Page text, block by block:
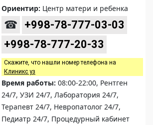
Ориентир: Центр матери и ребенка
☎
+998-78-777-03-03
+998-78-777-20-33
Скажите, что нашли номер телефона на
Клиникс уз
Время работы: 08:00-22:00, Рентген
24/7, УЗИ 24/7, Лаборатория 24/7,
Терапевт 24/7, Невропатолог 24/7,
Педиатр 24/7, Процедурный кабинет